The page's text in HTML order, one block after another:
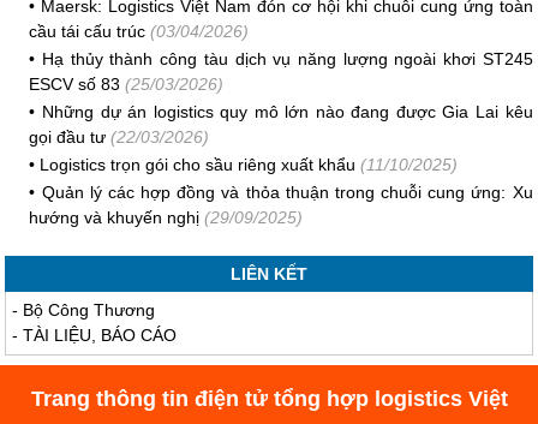
• Maersk: Logistics Việt Nam đón cơ hội khi chuỗi cung ứng toàn
cầu tái cấu trúc (03/04/2026)
• Hạ thủy thành công tàu dịch vụ năng lượng ngoài khơi ST245
ESCV số 83 (25/03/2026)
• Những dự án logistics quy mô lớn nào đang được Gia Lai kêu
gọi đầu tư (22/03/2026)
• Logistics trọn gói cho sầu riêng xuất khẩu (11/10/2025)
• Quản lý các hợp đồng và thỏa thuận trong chuỗi cung ứng: Xu
hướng và khuyến nghị (29/09/2025)
LIÊN KẾT
- Bộ Công Thương
-TÀI LIỆU, BÁO CÁO
Trang thông tin điện tử tổng hợp logistics Việt